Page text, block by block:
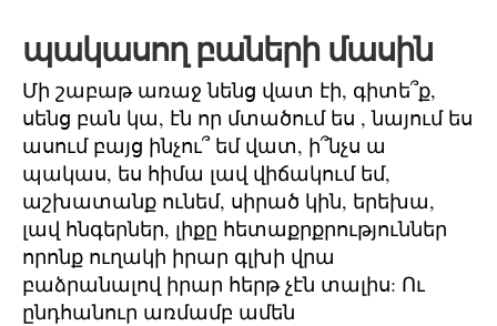
պակասող բաների մասին
Մի շաբաթ առաջ նենց վատ էի, գիտե՞ք,
սենց բան կա, էն որ մտածում ես , նայում ես
ասում բայց ինչու՞ եմ վատ, ի՞նչս ա
պակաս, ես հիմա լավ վիճակում եմ,
աշխատանք ունեմ, սիրած կին, երեխա,
լավ հնգերներ, լիքը հետաքրքրություններ
որոնք ուղակի իրար գլխի վրա
բաձրանալով իրար հերթ չէն տալիս: Ու
ընդհանուր առմամբ ամեն